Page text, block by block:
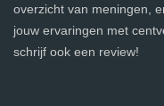
overzicht van meningen,
jouw ervaringen met
schrijf ook een review!